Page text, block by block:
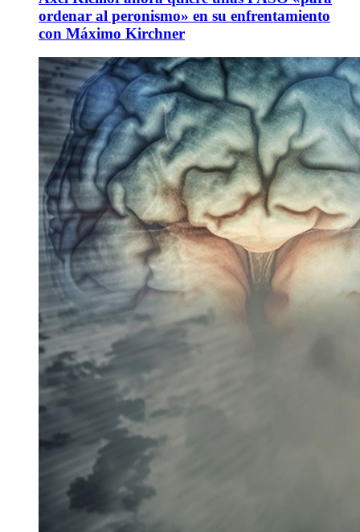
ordenar al peronismo» en su enfrentamiento
con Máximo Kirchner